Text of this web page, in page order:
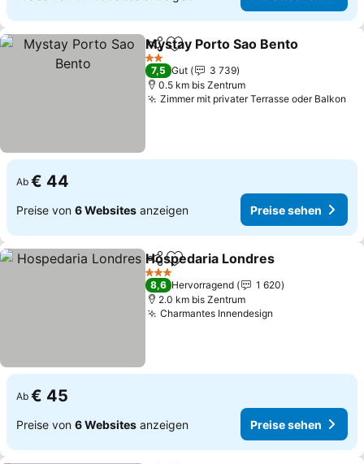
TeilenZu Favoriten hinzufügen
Mystay Porto Sao Bento
2 Sterne
7,5 Gut
3 739
0.5 km bis Zentrum
Zimmer mit privater Terrasse oder Balkon
Ab € 44
Preise von 6 Websites anzeigen Preise sehen
TeilenZu Favoriten hinzufügen
Hospedaria Londres
3 Sterne
8,6 Hervorragend
1 620
2.0 km bis Zentrum
Charmantes Innendesign
Ab € 45
Preise von 6 Websites anzeigen Preise sehen